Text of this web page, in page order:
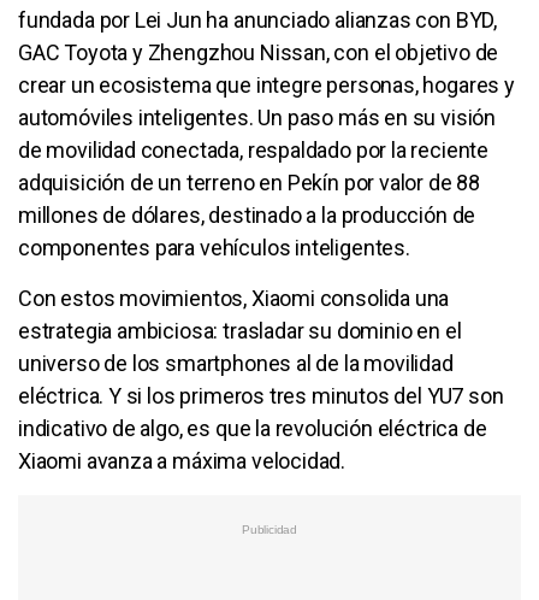
fundada por Lei Jun ha anunciado alianzas con BYD,
GAC Toyota y Zhengzhou Nissan, con el objetivo de
crear un ecosistema que integre personas, hogares y
automóviles inteligentes. Un paso más en su visión
de movilidad conectada, respaldado por la reciente
adquisición de un terreno en Pekín por valor de 88
millones de dólares, destinado a la producción de
componentes para vehículos inteligentes.
Con estos movimientos, Xiaomi consolida una
estrategia ambiciosa: trasladar su dominio en el
universo de los smartphones al de la movilidad
eléctrica. Y si los primeros tres minutos del YU7 son
indicativo de algo, es que la revolución eléctrica de
Xiaomi avanza a máxima velocidad.